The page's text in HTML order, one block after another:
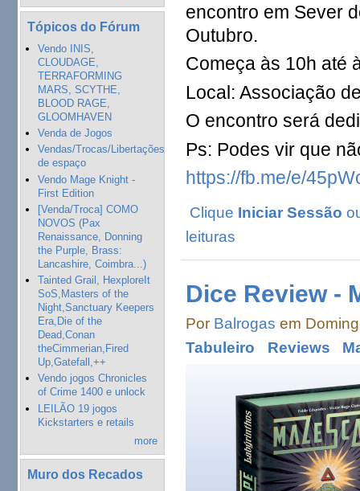
Tópicos do Fórum
Vendo INIS,
CLOUDAGE,
TERRAFORMING
MARS, SCYTHE,
BLOOD RAGE,
GLOOMHAVEN
Venda de Jogos
Vendas/Trocas/Libertações
de espaço
Vendo Mage Knight -
First Edition
[Venda/Troca] COMO
NOVOS (Pax
Renaissance, Donning
the Purple, Brass:
Lancashire, Coimbra...)
Tainted Grail, HexploreIt
SoS,Masters of the
Night,Sanctuary Keepers
Era,Die of the
Dead,Conan
theCimmerian,Fired
Up,Gatefall,++
Vendo jogos Chronicles
of Crime 1400 e unlock
LEILÃO 19 jogos
Kickstarters e retails
more
Muro dos Recados
encontro em Sever
Outubro.
Começa às 10h até
Local: Associação
O encontro será
Ps: Podes vir que
https://fb.me/e/
Clique Iniciar Sessão
leituras
Dice Review -
Por Balrogas em
Tabuleiro
Reviews